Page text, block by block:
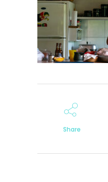
Share